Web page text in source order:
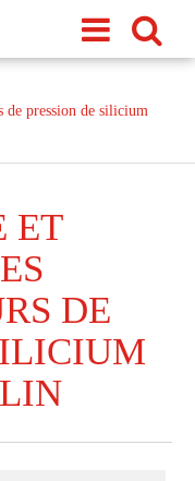
de pression de silicium
ET
DE